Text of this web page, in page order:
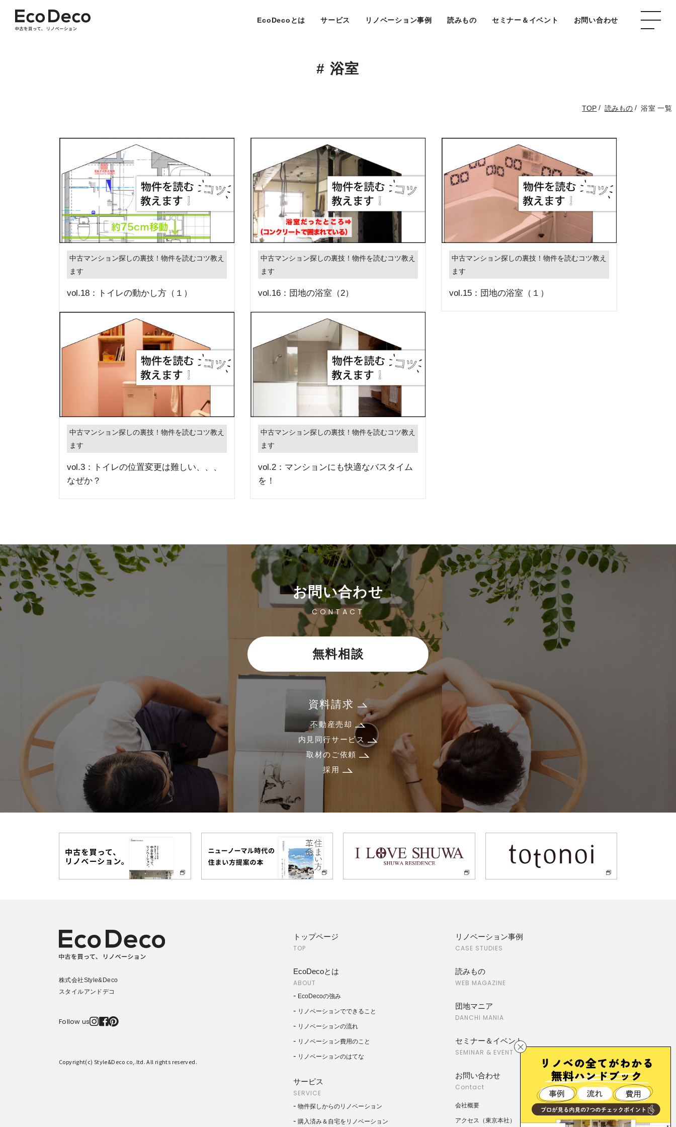
EcoDecoとは サービス リノベーション事例 読みもの セミナー＆イベント お問い合わせ
# 浴室
TOP / 読みもの / 浴室 一覧
中古マンション探しの裏技！物件を読むコツ教え
ます
vol.18：トイレの動かし方（１）
中古マンション探しの裏技！物件を読むコツ教え
ます
vol.16：団地の浴室（2）
中古マンション探しの裏技！物件を読むコツ教え
ます
vol.15：団地の浴室（１）
中古マンション探しの裏技！物件を読むコツ教え
ます
vol.3：トイレの位置変更は難しい、、、
なぜか？
中古マンション探しの裏技！物件を読むコツ教え
ます
vol.2：マンションにも快適なバスタイム
を！
お問い合わせ
CONTACT
無料相談
資料請求
不動産売却
内見同行サービス
取材のご依頼
採用
株式会社Style&Deco
スタイルアンドデコ
Follow us 
Copyright(c) Style&Deco co,.ltd. All rights reserved.
トップページ
TOP
EcoDecoとは
ABOUT
EcoDecoの強み
リノベーションでできること
リノベーションの流れ
リノベーション費用のこと
リノベーションのはてな
サービス
SERVICE
物件探しからのリノベーション
購入済み＆自宅をリノベーション
リノベーション事例
CASE STUDIES
読みもの
WEB MAGAZINE
団地マニア
DANCHI MANIA
セミナー＆イベント
SEMINAR & EVENT
お問い合わせ
Contact
会社概要
アクセス（東京本社）